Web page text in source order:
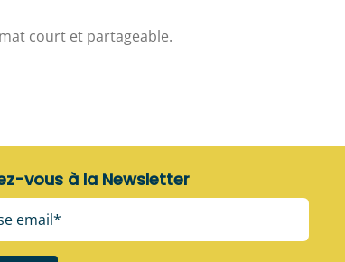
court et partageable.
vous à la Newsletter